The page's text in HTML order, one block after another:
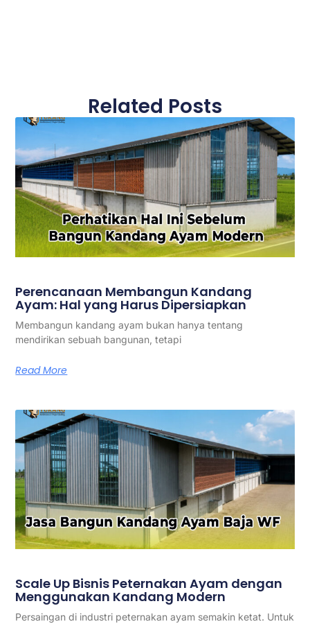
Related Posts
Perencanaan Membangun Kandang
Ayam: Hal yang Harus Dipersiapkan
Membangun kandang ayam bukan hanya tentang
mendirikan sebuah bangunan, tetapi
Read More
Scale Up Bisnis Peternakan Ayam dengan
Menggunakan Kandang Modern
Persaingan di industri peternakan ayam semakin ketat. Untuk